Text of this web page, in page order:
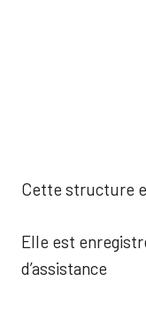
Cette structure
Elle est
d’assistance